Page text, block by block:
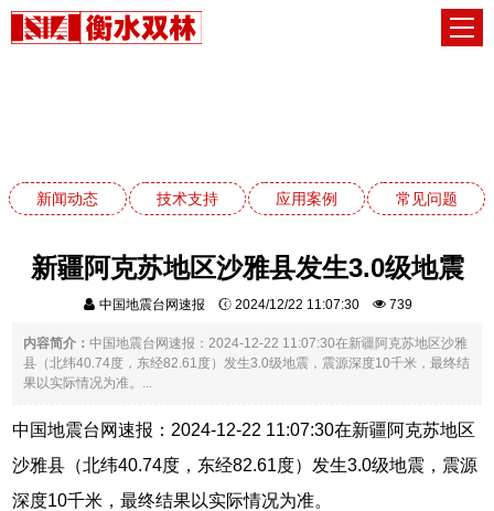
新闻动态 技术支持 应用案例 常见问题
新疆阿克苏地区沙雅县发生3.0级地震
中国地震台网速报 2024/12/22 11:07:30 739
内容简介：中国地震台网速报：2024-12-22 11:07:30在新疆阿克苏地区沙雅
县（北纬40.74度，东经82.61度）发生3.0级地震，震源深度10千米，最终结
果以实际情况为准。...
中国地震台网速报：2024-12-22 11:07:30在新疆阿克苏地区
沙雅县（北纬40.74度，东经82.61度）发生3.0级地震，震源
深度10千米，最终结果以实际情况为准。